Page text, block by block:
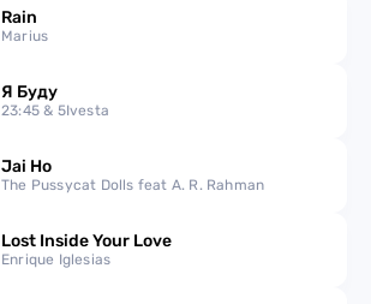
Rain
Marius
Я Буду
23:45 & 5Ivesta
Jai Ho
The Pussycat Dolls feat A. R. Rahman
Lost Inside Your Love
Enrique Iglesias